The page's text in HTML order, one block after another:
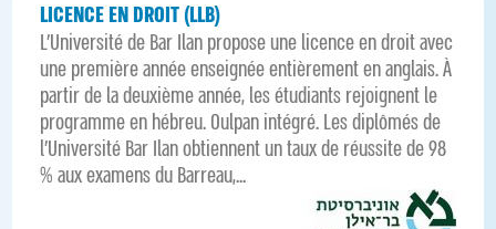
LICENCE EN DROIT (LLB)
L’Université de Bar Ilan propose une licence en droit avec
une première année enseignée entièrement en anglais. À
partir de la deuxième année, les étudiants rejoignent le
programme en hébreu. Oulpan intégré. Les diplômés de
l'Université Bar Ilan obtiennent un taux de réussite de 98
% aux examens du Barreau,...